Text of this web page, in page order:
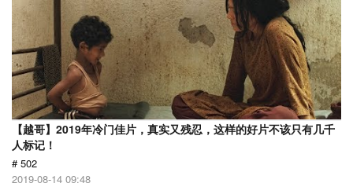
【越哥】2019年冷门佳片，真实又残忍，这样的好片不该只有几千
人标记！
# 502
2019-08-14 09:48